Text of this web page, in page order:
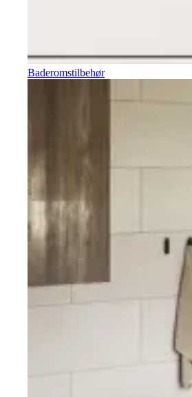
Baderomstilbehør